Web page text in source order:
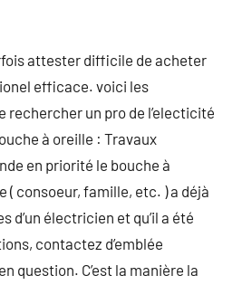
attester difficile de acheter
efficace. voici les
rechercher un pro de l’electicité
à oreille : Travaux
en priorité le bouche à
( consoeur, famille, etc. ) a déjà
d’un électricien et qu’il a été
contactez d’emblée
question. C’est la manière la